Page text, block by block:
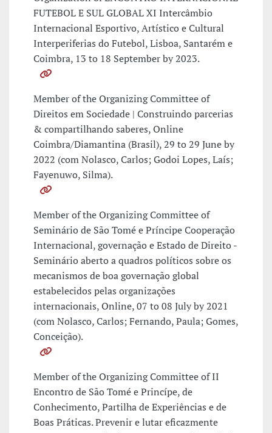
FUTEBOL E SUL GLOBAL XI Intercâmbio
Internacional Esportivo, Artístico e Cultural
Interperiferias do Futebol, Lisboa, Santarém e
Coimbra, 13 to 18 September by 2023.
Member of the Organizing Committee of
Direitos em Sociedade | Construindo parcerias
& compartilhando saberes, Online
Coimbra/Diamantina (Brasil), 29 to 29 June by
2022 (com Nolasco, Carlos; Godoi Lopes, Laís;
Fayenuwo, Silma).
Member of the Organizing Committee of
Seminário de São Tomé e Príncipe Cooperação
Internacional, governação e Estado de Direito -
Seminário aberto a quadros políticos sobre os
mecanismos de boa governação global
estabelecidos pelas organizações
internacionais, Online, 07 to 08 July by 2021
(com Nolasco, Carlos; Fernando, Paula; Gomes,
Conceição).
Member of the Organizing Committee of II
Encontro de São Tomé e Princípe, de
Conhecimento, Partilha de Experiências e de
Boas Práticas. Prevenir e lutar eficazmente